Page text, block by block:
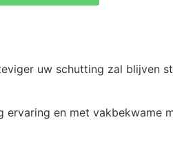
uw schutting zal
ervaring en met vakbekwame